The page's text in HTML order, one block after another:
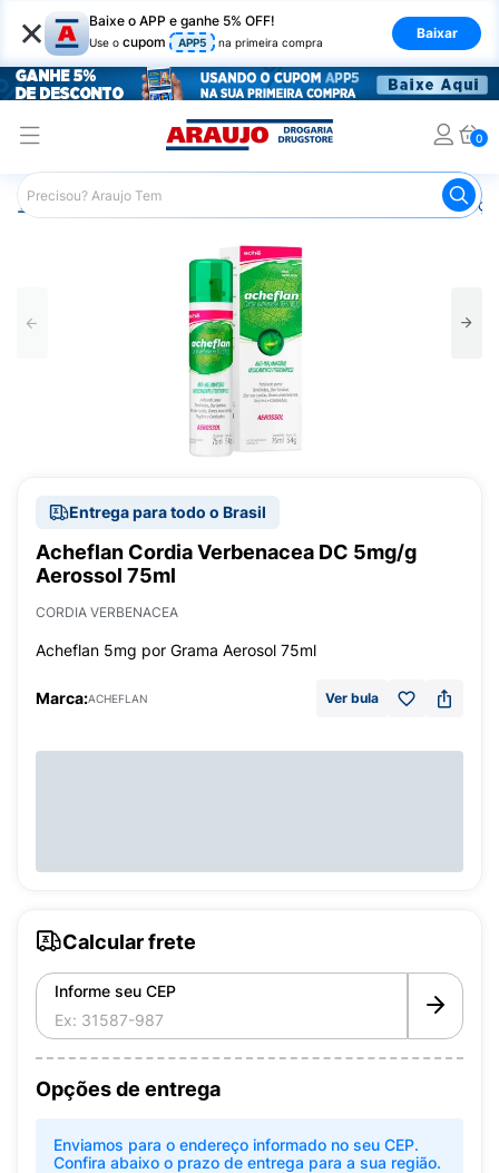
× Baixe o APP e ganhe 5% OFF!
Use o cupom APP5 na primeira compra
Baixar
0
Araujo Medicamentos Remédios para Alergias e
Entrega para todo o Brasil
Acheflan Cordia Verbenacea DC 5mg/g
Aerossol 75ml
CORDIA VERBENACEA
Acheflan 5mg por Grama Aerosol 75ml
Marca:ACHEFLAN Ver bula
Calcular frete
Informe seu CEP
Opções de entrega
Enviamos para o endereço informado no seu CEP.
Confira abaixo o prazo de entrega para a sua região.